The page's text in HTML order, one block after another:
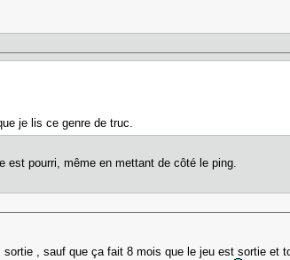
je lis ce genre de truc.
pourri, même en mettant de côté le ping.
, sauf que ça fait 8 mois que le jeu est sortie et